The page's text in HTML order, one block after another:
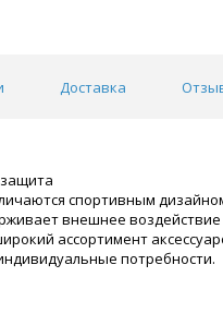
Доставка
спортивным
внешнее
ассортимент
потребности.